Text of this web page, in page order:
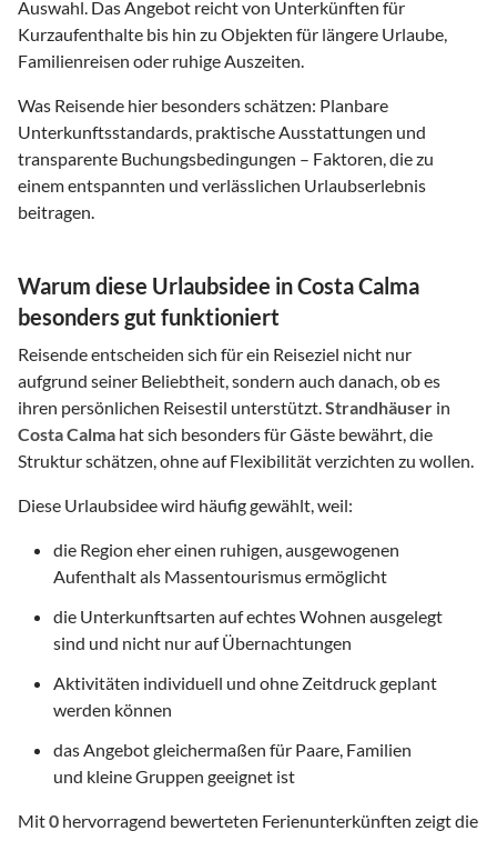
Auswahl. Das Angebot reicht von Unterkünften für
Kurzaufenthalte bis hin zu Objekten für längere Urlaube,
Familienreisen oder ruhige Auszeiten.
Was Reisende hier besonders schätzen: Planbare
Unterkunftsstandards, praktische Ausstattungen und
transparente Buchungsbedingungen – Faktoren, die zu
einem entspannten und verlässlichen Urlaubserlebnis
beitragen.
Warum diese Urlaubsidee in Costa Calma
besonders gut funktioniert
Reisende entscheiden sich für ein Reiseziel nicht nur
aufgrund seiner Beliebtheit, sondern auch danach, ob es
ihren persönlichen Reisestil unterstützt.Strandhäuser in
Costa Calma hat sich besonders für Gäste bewährt, die
Struktur schätzen, ohne auf Flexibilität verzichten zu wollen.
Diese Urlaubsidee wird häufig gewählt, weil:
die Region eher einen ruhigen, ausgewogenen
Aufenthalt als Massentourismus ermöglicht
die Unterkunftsarten auf echtes Wohnen ausgelegt
sind und nicht nur auf Übernachtungen
Aktivitäten individuell und ohne Zeitdruck geplant
werden können
das Angebot gleichermaßen für Paare, Familien
und kleine Gruppen geeignet ist
Mit0 hervorragend bewerteten Ferienunterkünften zeigt die